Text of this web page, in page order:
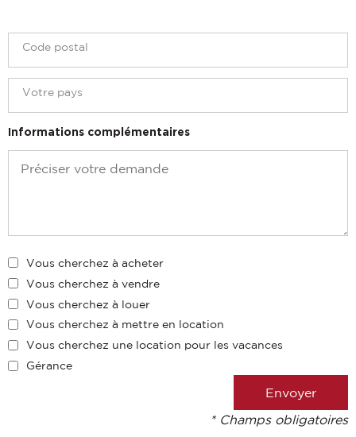
Informations complémentaires
Vous cherchez à acheter
Vous cherchez à vendre
Vous cherchez à louer
Vous cherchez à mettre en location
Vous cherchez une location pour les vacances
Gérance
* Champs obligatoires